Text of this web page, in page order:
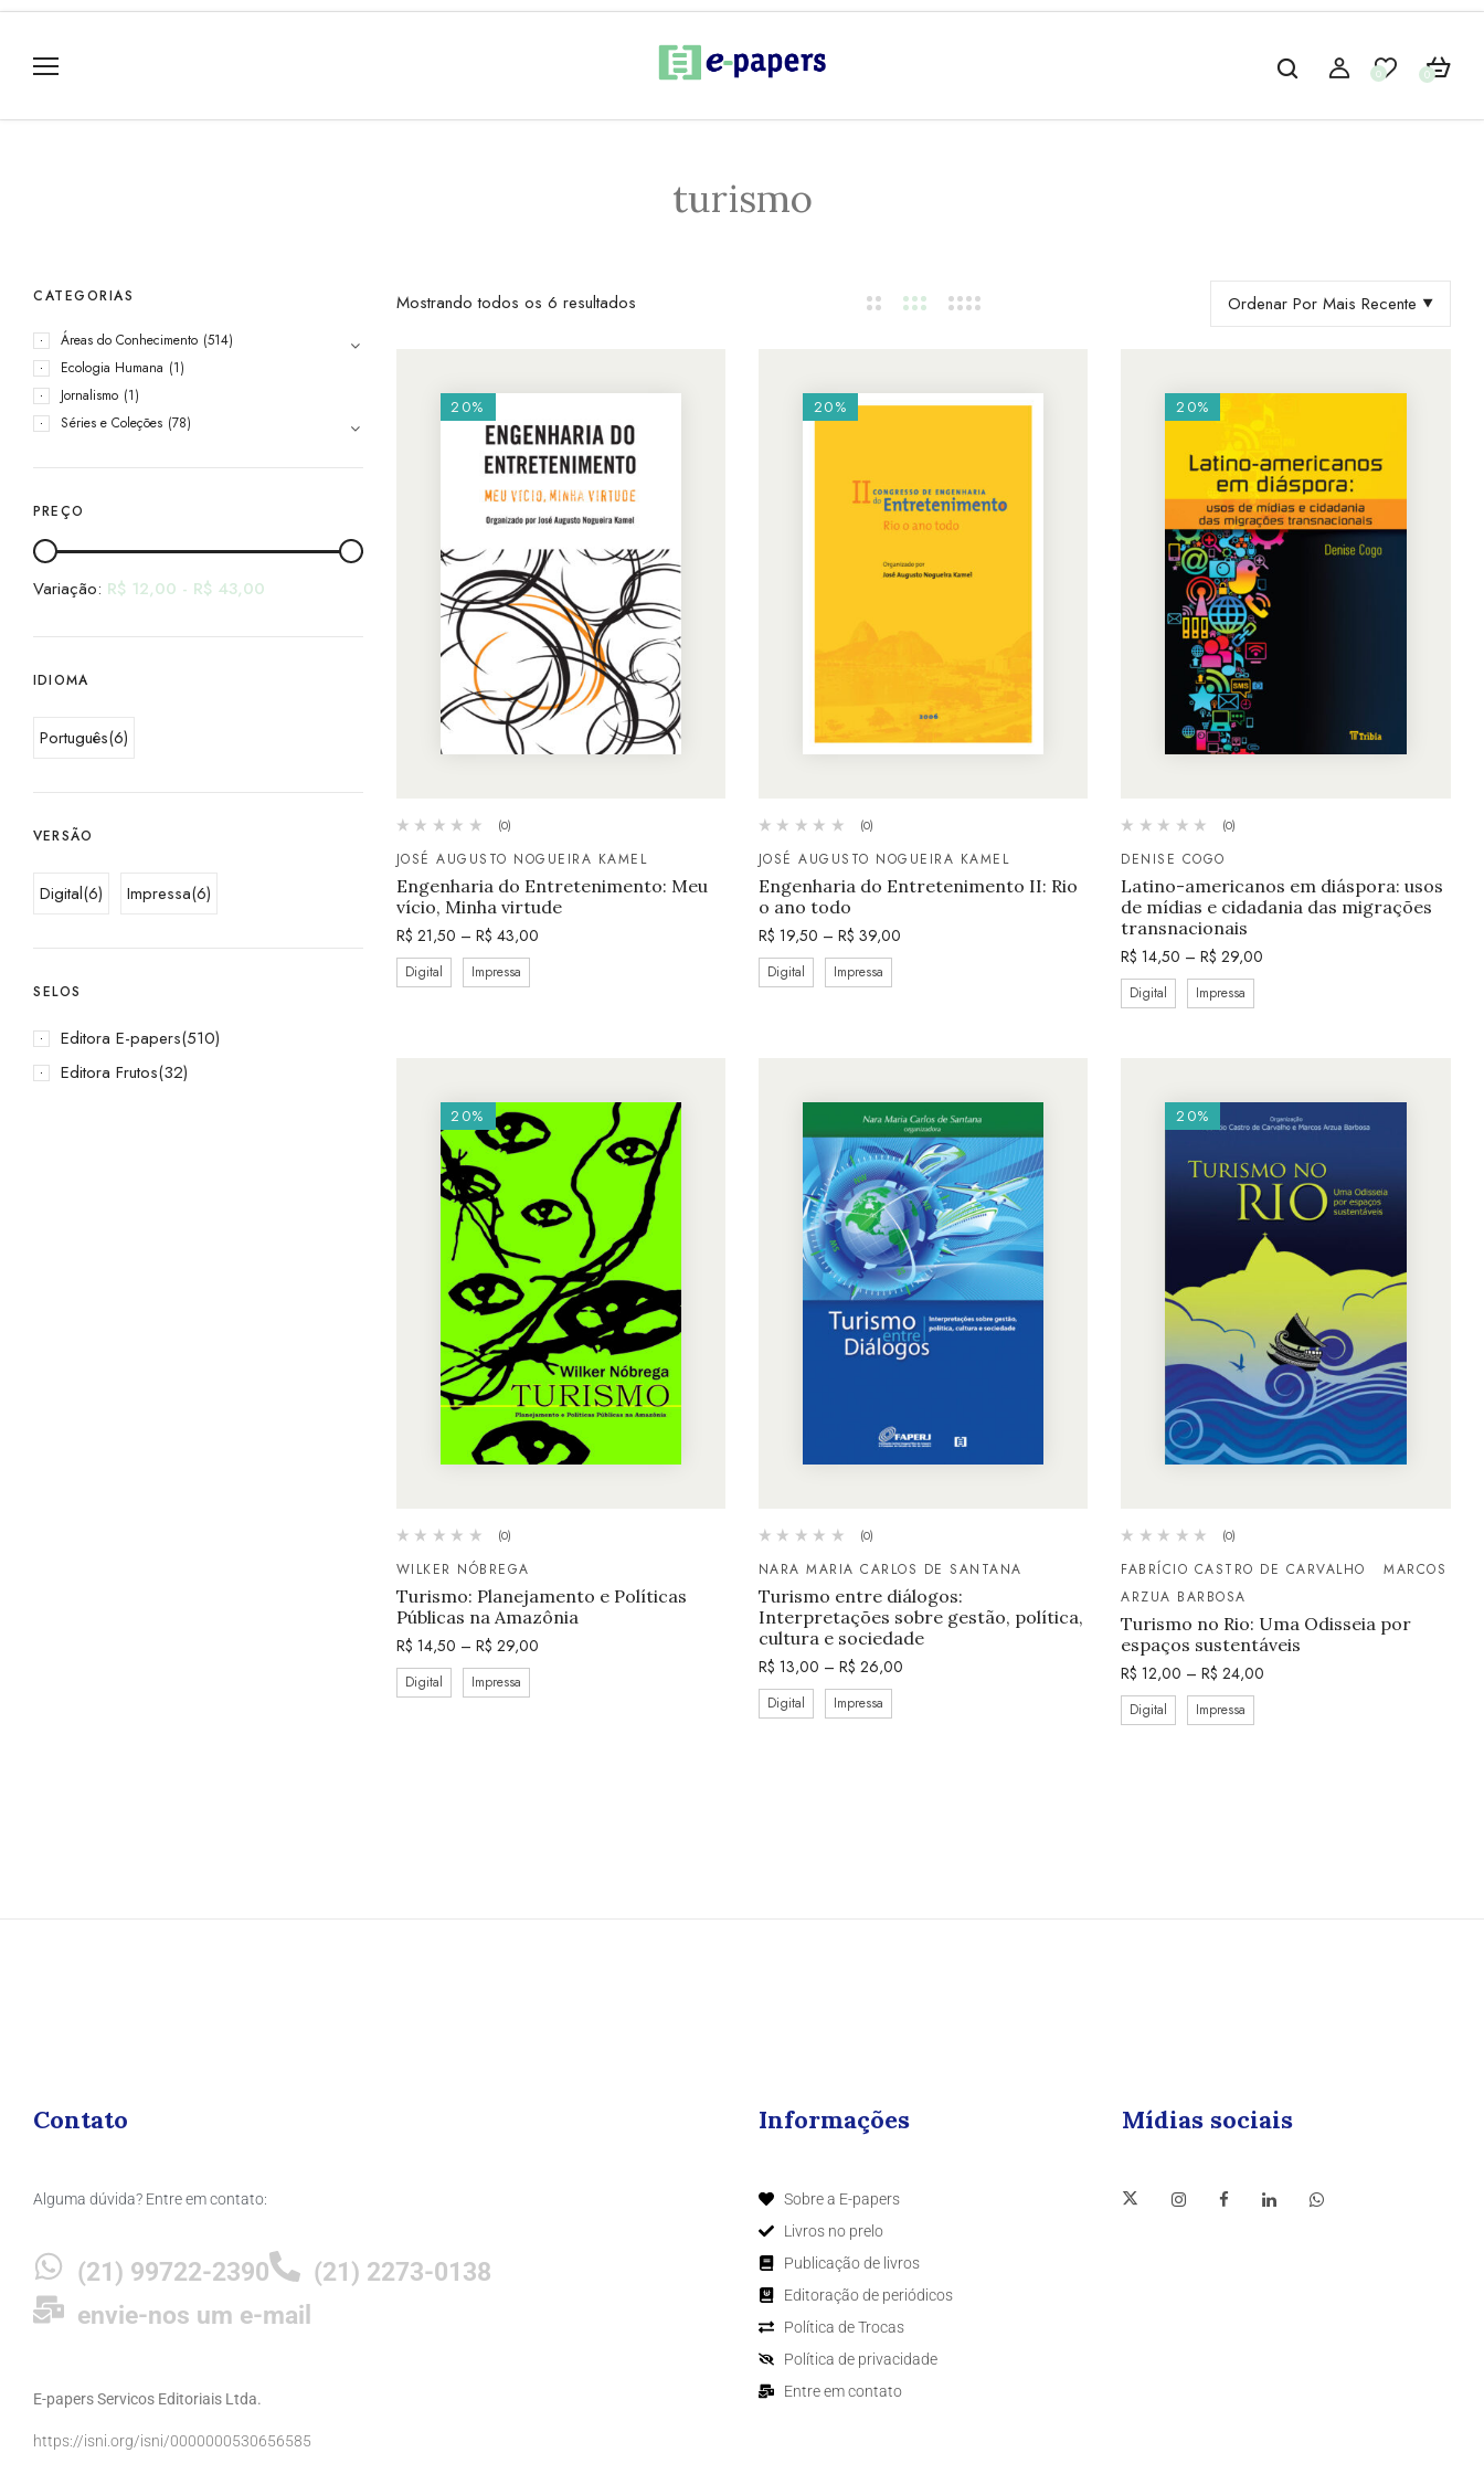
0 0
turismo
CATEGORIAS
Áreas do Conhecimento (514)
Ecologia Humana (1)
Jornalismo (1)
Séries e Coleções (78)
PREÇO
Variação: R$ 12,00 - R$ 43,00
IDIOMA
Português(6)
VERSÃO
Digital(6) Impressa(6)
SELOS
Editora E-papers(510)
Editora Frutos(32)
Mostrando todos os 6 resultados Ordenar Por Mais Recente
20%
(0)
JOSÉ AUGUSTO NOGUEIRA KAMEL
Engenharia do Entretenimento: Meu
vício, Minha virtude
R$ 21,50 – R$ 43,00
Digital Impressa
20%
(0)
JOSÉ AUGUSTO NOGUEIRA KAMEL
Engenharia do Entretenimento II: Rio
o ano todo
R$ 19,50 – R$ 39,00
Digital Impressa
20%
(0)
DENISE COGO
Latino-americanos em diáspora: usos
de mídias e cidadania das migrações
transnacionais
R$ 14,50 – R$ 29,00
Digital Impressa
20%
(0)
WILKER NÓBREGA
Turismo: Planejamento e Políticas
Públicas na Amazônia
R$ 14,50 – R$ 29,00
Digital Impressa
(0)
NARA MARIA CARLOS DE SANTANA
Turismo entre diálogos:
Interpretações sobre gestão, política,
cultura e sociedade
R$ 13,00 – R$ 26,00
Digital Impressa
20%
(0)
FABRÍCIO CASTRO DE CARVALHO
MARCOS
ARZUA BARBOSA
Turismo no Rio: Uma Odisseia por
espaços sustentáveis
R$ 12,00 – R$ 24,00
Digital Impressa
Contato
Alguma dúvida? Entre em contato:
(21) 99722-2390
(21) 2273-0138
envie-nos um e-mail
E-papers Servicos Editoriais Ltda.
https://isni.org/isni/0000000530656585
Informações
Sobre a E-papers
Livros no prelo
Publicação de livros
Editoração de periódicos
Política de Trocas
Política de privacidade
Entre em contato
Mídias sociais